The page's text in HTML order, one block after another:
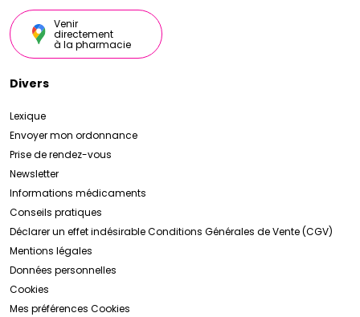
Venir
directement
à la pharmacie
Divers
Lexique
Envoyer mon ordonnance
Prise de rendez-vous
Newsletter
Informations médicaments
Conseils pratiques
Déclarer un effet indésirableConditions Générales de Vente (CGV)
Mentions légales
Données personnelles
Cookies
Mes préférences Cookies